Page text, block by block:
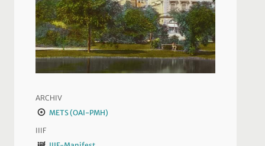
ARCHIV
METS (OAI-PMH)
IIIF